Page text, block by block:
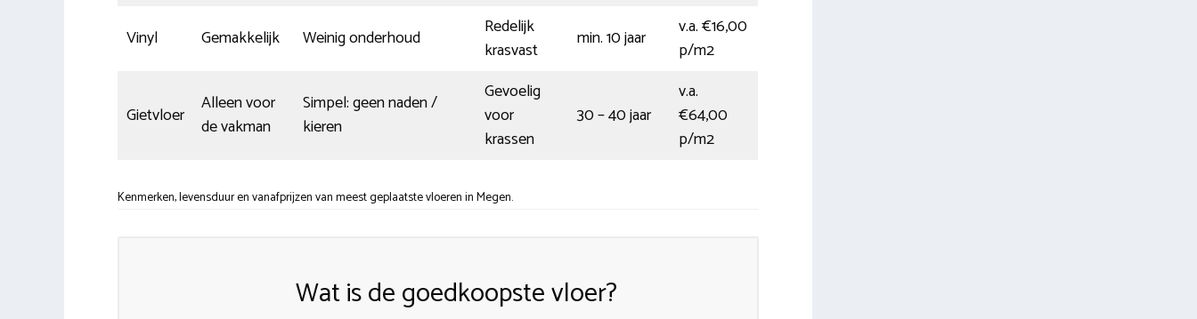
Vinyl
Gemakkelijk Weinig onderhoud
Redelijk
krasvast
min. 10 jaar
v.a. €16,00
p/m2
Gietvloer
Alleen voor
de vakman
Simpel: geen naden /
kieren
Gevoelig
voor
krassen
30 – 40 jaar
v.a.
€64,00
p/m2
Kenmerken, levensduur en vanafprijzen van meest geplaatste vloeren in Megen.
Wat is de goedkoopste vloer?